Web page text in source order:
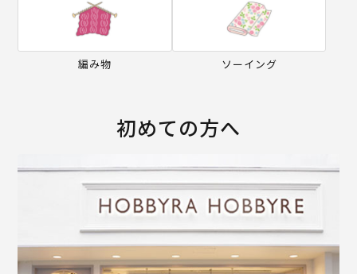
編み物 ソーイング
初めての方へ